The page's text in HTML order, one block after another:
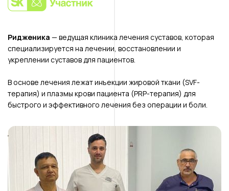
Ридженика — ведущая клиника лечения суставов, которая
специализируется на лечении, восстановлении и
укреплении суставов для пациентов.
В основе лечения лежат инъекции жировой ткани (SVF-
терапия) и плазмы крови пациента (PRP-терапия) для
быстрого и эффективного лечения без операции и боли.